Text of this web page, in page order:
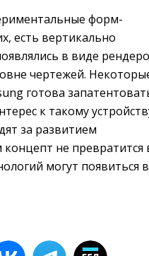
форм-
есть вертикально
в виде
чертежей.
готова
к такому
за развитием
не превратится
могут появиться в